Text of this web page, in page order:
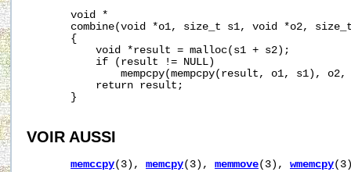
       void *
combine(void *o1, size_t s1, void *o2,
       {
           void *result = malloc(s1 + s2);
           if (result != NULL)
mempcpy(mempcpy(result, o1, s1), o2,
           return result;
       }
VOIR AUSSI
memccpy(3), memcpy(3), memmove(3), wmemcpy